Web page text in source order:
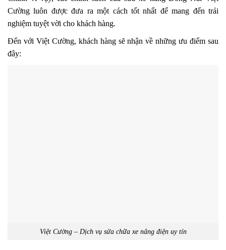
Cường luôn được đưa ra một cách tốt nhất để mang đến trải
nghiệm tuyệt vời cho khách hàng.
Đến với Việt Cường, khách hàng sẽ nhận về những ưu điểm sau
đây:
Việt Cường – Dịch vụ sửa chữa xe nâng điện uy tín